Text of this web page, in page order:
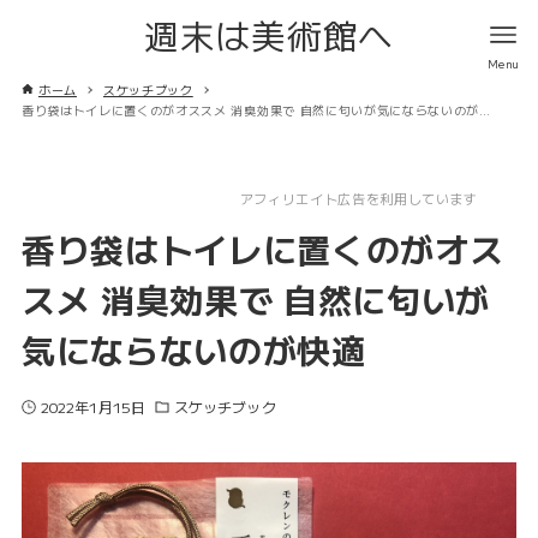
週末は美術館へ
ホーム
スケッチブック
香り袋はトイレに置くのがオススメ 消臭効果で 自然に匂いが気にならないのが快適
アフィリエイト広告を利用しています
香り袋はトイレに置くのがオス
スメ 消臭効果で 自然に匂いが
気にならないのが快適
2022年1月15日 スケッチブック